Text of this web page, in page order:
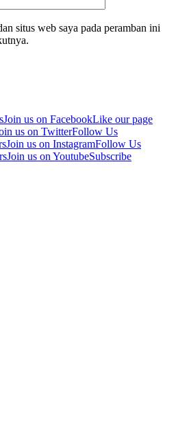
situs web saya pada peramban ini
Join us on FacebookLike our page
us on TwitterFollow Us
Join us on InstagramFollow Us
Join us on YoutubeSubscribe